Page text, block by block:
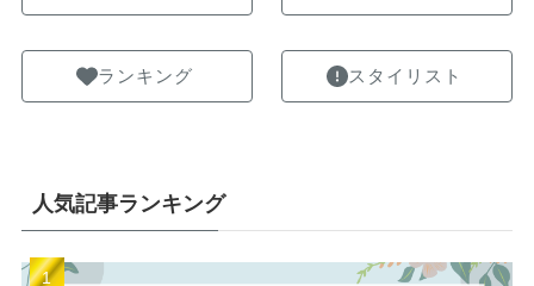
ランキング スタイリスト
人気記事ランキング